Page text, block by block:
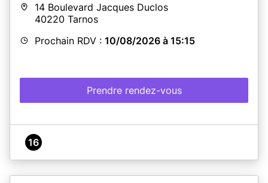
14 Boulevard Jacques Duclos
40220 Tarnos
Prochain RDV : 10/08/2026 à 15:15
Prendre rendez-vous
16